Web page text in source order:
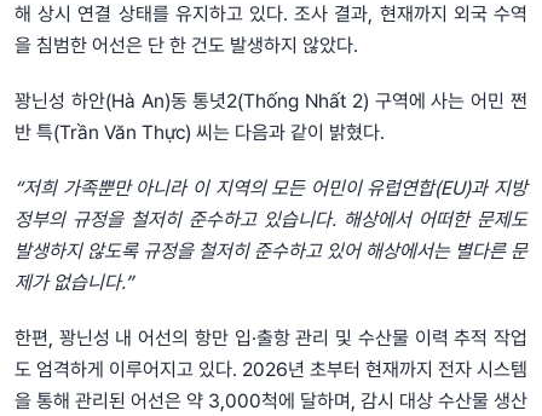
해 상시 연결 상태를 유지하고 있다. 조사 결과, 현재까지 외국 수역
을 침범한 어선은 단 한 건도 발생하지 않았다.
꽝닌성 하안(Hà An)동 통녓2(Thống Nhất 2) 구역에 사는 어민 쩐
반 특(Trần Văn Thực) 씨는 다음과 같이 밝혔다.
“저희 가족뿐만 아니라 이 지역의 모든 어민이 유럽연합(EU)과 지방
정부의 규정을 철저히 준수하고 있습니다. 해상에서 어떠한 문제도
발생하지 않도록 규정을 철저히 준수하고 있어 해상에서는 별다른 문
제가 없습니다.”
한편, 꽝닌성 내 어선의 항만 입·출항 관리 및 수산물 이력 추적 작업
도 엄격하게 이루어지고 있다. 2026년 초부터 현재까지 전자 시스템
을 통해 관리된 어선은 약 3,000척에 달하며, 감시 대상 수산물 생산